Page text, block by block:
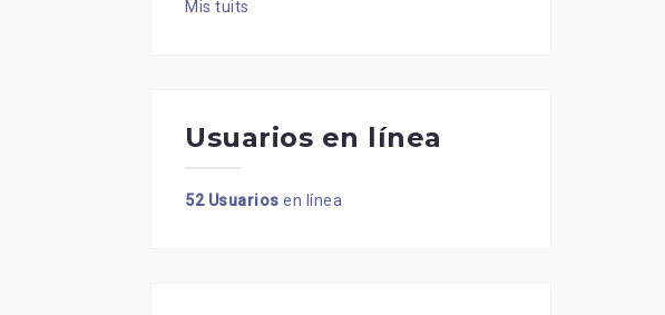
Mis tuits
Usuarios en línea
52 Usuarios en línea